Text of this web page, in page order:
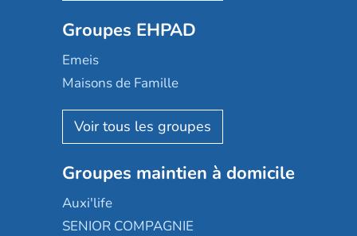
Mobicap
Domusvi
Happy Senior
Aquarelia
Nexity edenea
Les jardins d'Arcadie
Occitalia
Appartseniors
Groupes EHPAD
Emeis
Maisons de Famille
Korian
Emera
Groupe SOS
Le Noble Âge
Almage
Groupes maintien à domicile
Auxi'life
SENIOR COMPAGNIE